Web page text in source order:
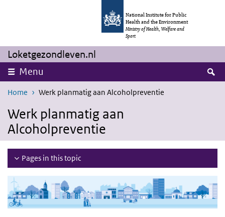
National Institute for Public
Health and the Environment
Ministry of Health, Welfare and
Sport
Loketgezondleven.nl
Menu
Home Werk planmatig aan Alcoholpreventie
Werk planmatig aan
Alcoholpreventie
Pages in this topic